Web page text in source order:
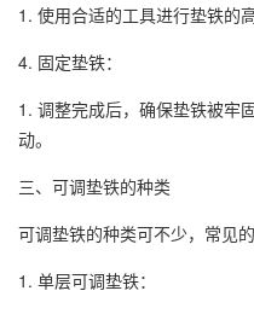
1. 使用合适的工具进行垫铁的
4. 固定垫铁：
1. 调整完成后，确保垫铁被牢
动。
三、可调垫铁的种类
可调垫铁的种类可不少，常见的
1. 单层可调垫铁：